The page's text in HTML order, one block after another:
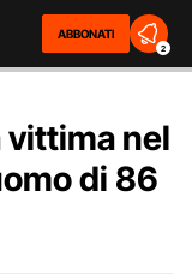
ABBONATI
2
vittima nel
di 86